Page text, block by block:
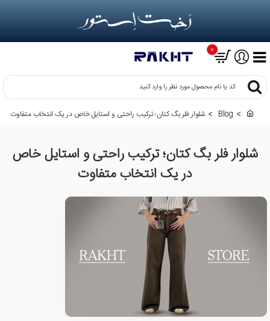
0
کد
شلوار فلر بگ کتان؛ ترکیب راحتی و استایل خاص
در یک انتخاب متفاوت
e
Blog شلوار فلر بگ کتان؛ ترکیب راحتی و استایل خاص در یک انتخاب متفاوت